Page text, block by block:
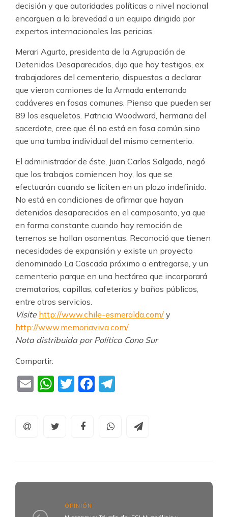
decisión y que autoridades políticas a nivel nacional
encarguen a la brevedad a un equipo dirigido por
expertos internacionales las pericias.
Merari Agurto, presidenta de la Agrupación de
Detenidos Desaparecidos, dijo que hay testigos, ex
trabajadores del cementerio, dispuestos a declarar
que vieron camiones de la Armada enterrando
cadáveres en fosas comunes. Piensa que pueden ser
89 los esqueletos. Patricia Woodward, hermana del
sacerdote, cree que él no está en fosa común sino
que una tumba individual del mismo cementerio.
El administrador de éste, Juan Carlos Salgado, negó
que los trabajos comiencen hoy, los que se
efectuarán cuando se liciten en un plazo indefinido.
No está en condiciones de afirmar que hayan
detenidos desaparecidos en el camposanto, ya que
en forma constante cuando hay remoción de
terrenos se hallan osamentas. Reconoció que tienen
necesidades de expansión y existe un proyecto
denominado La Cascada próximo a entregarse, y un
cementerio parque en una hectárea que incorporará
crematorios, capillas, cafeterías y baños públicos,
entre otros servicios.
Visite http://www.chile-esmeralda.com/ y
http://www.memoriaviva.com/
Nota distribuida por Política Cono Sur
Compartir:
EmailWhatsApp
TwitterFacebook
OPINIÓN